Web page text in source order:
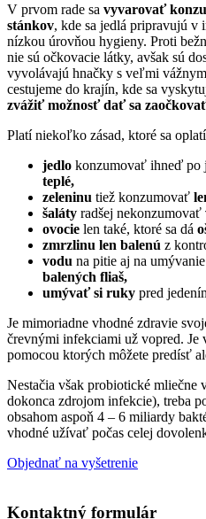
V prvom rade sa vyvarovať
stánkov, kde sa jedlá pripravujú v
nízkou úrovňou hygieny. Proti
nie sú očkovacie látky, avšak sú
vyvolávajú hnačky s veľmi
cestujeme do krajín, kde sa
zvážiť možnosť dať sa
Platí niekoľko zásad, ktoré sa
jedlo konzumovať ihneď po
teplé,
zeleninu tiež konzumovať
šaláty radšej nekonzumovať
ovocie len také, ktoré sa dá
zmrzlinu len balenú z
vodu na pitie aj na
balených fliaš,
umývať si ruky pred
Je mimoriadne vhodné zdravie
črevnými infekciami už vopred. Je
pomocou ktorých môžete predísť
Nestačia však probiotické
dokonca zdrojom infekcie), treba
obsahom aspoň 4 – 6 miliardy
vhodné užívať počas celej
Objednať na vyšetrenie
Kontaktný formulár